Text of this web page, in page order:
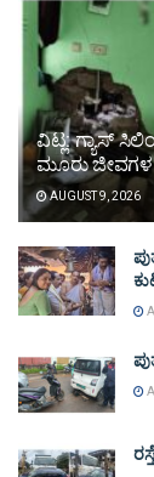
ವಿಟ್ಲ: ಗ್ಯಾಸ್
ಮೂರು ಜೀವಗಳ
AUGUST 9, 2026